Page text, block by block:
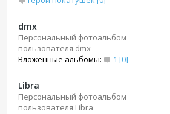
dmx
Персональный фотоальбом
пользователя dmx
Вложенные альбомы:
1 [0]
Libra
Персональный фотоальбом
пользователя Libra